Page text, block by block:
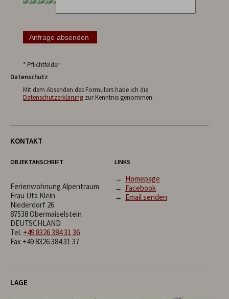
* Pflichtfelder
Datenschutz
Mit dem Absenden des Formulars habe ich die
Datenschutzerklärung zur Kenntnis genommen.
KONTAKT
OBJEKTANSCHRIFT
Ferienwohnung Alpentraum
Frau Uta Klein
Niederdorf 26
87538 Obermaiselstein
DEUTSCHLAND
Tel. +49 8326 384 31 36
Fax +49 8326 384 31 37
LINKS
→ Homepage
→ Facebook
→ Email senden
LAGE